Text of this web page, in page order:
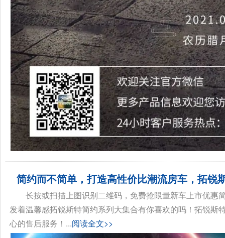
简约而不简单，打造高性价比潮流房车，拓锐
长按或扫描上图识别二维码，免费抢限量新车上市优
发着温馨感拓锐斯特简约系列大集合有你喜欢的吗！拓锐
心的售后服务！...阅读全文>>